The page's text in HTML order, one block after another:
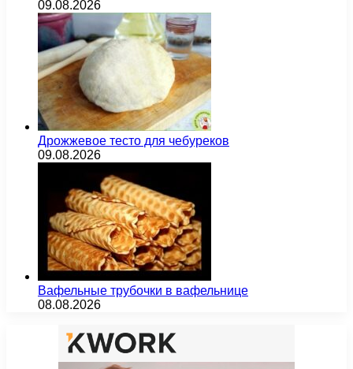
09.08.2026
Дрожжевое тесто для чебуреков
09.08.2026
Вафельные трубочки в вафельнице
08.08.2026